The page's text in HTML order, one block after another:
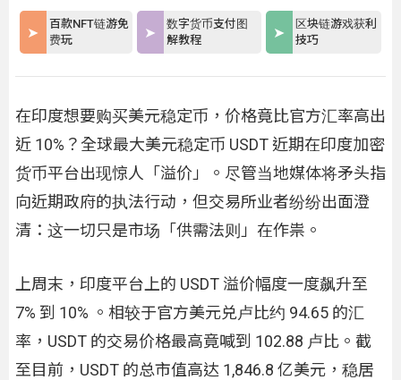
百款NFT链游免
费玩
数字货币支付图
解教程
区块链游戏获利
技巧
在印度想要购买美元稳定币，价格竟比官方汇率高出
近 10%？全球最大美元稳定币 USDT 近期在印度加密
货币平台出现惊人「溢价」。尽管当地媒体将矛头指
向近期政府的执法行动，但交易所业者纷纷出面澄
清：这一切只是市场「供需法则」在作祟。
上周末，印度平台上的 USDT 溢价幅度一度飙升至
7% 到 10% 。相较于官方美元兑卢比约 94.65 的汇
率，USDT 的交易价格最高竟喊到 102.88 卢比。截
至目前，USDT 的总市值高达 1,846.8 亿美元，稳居